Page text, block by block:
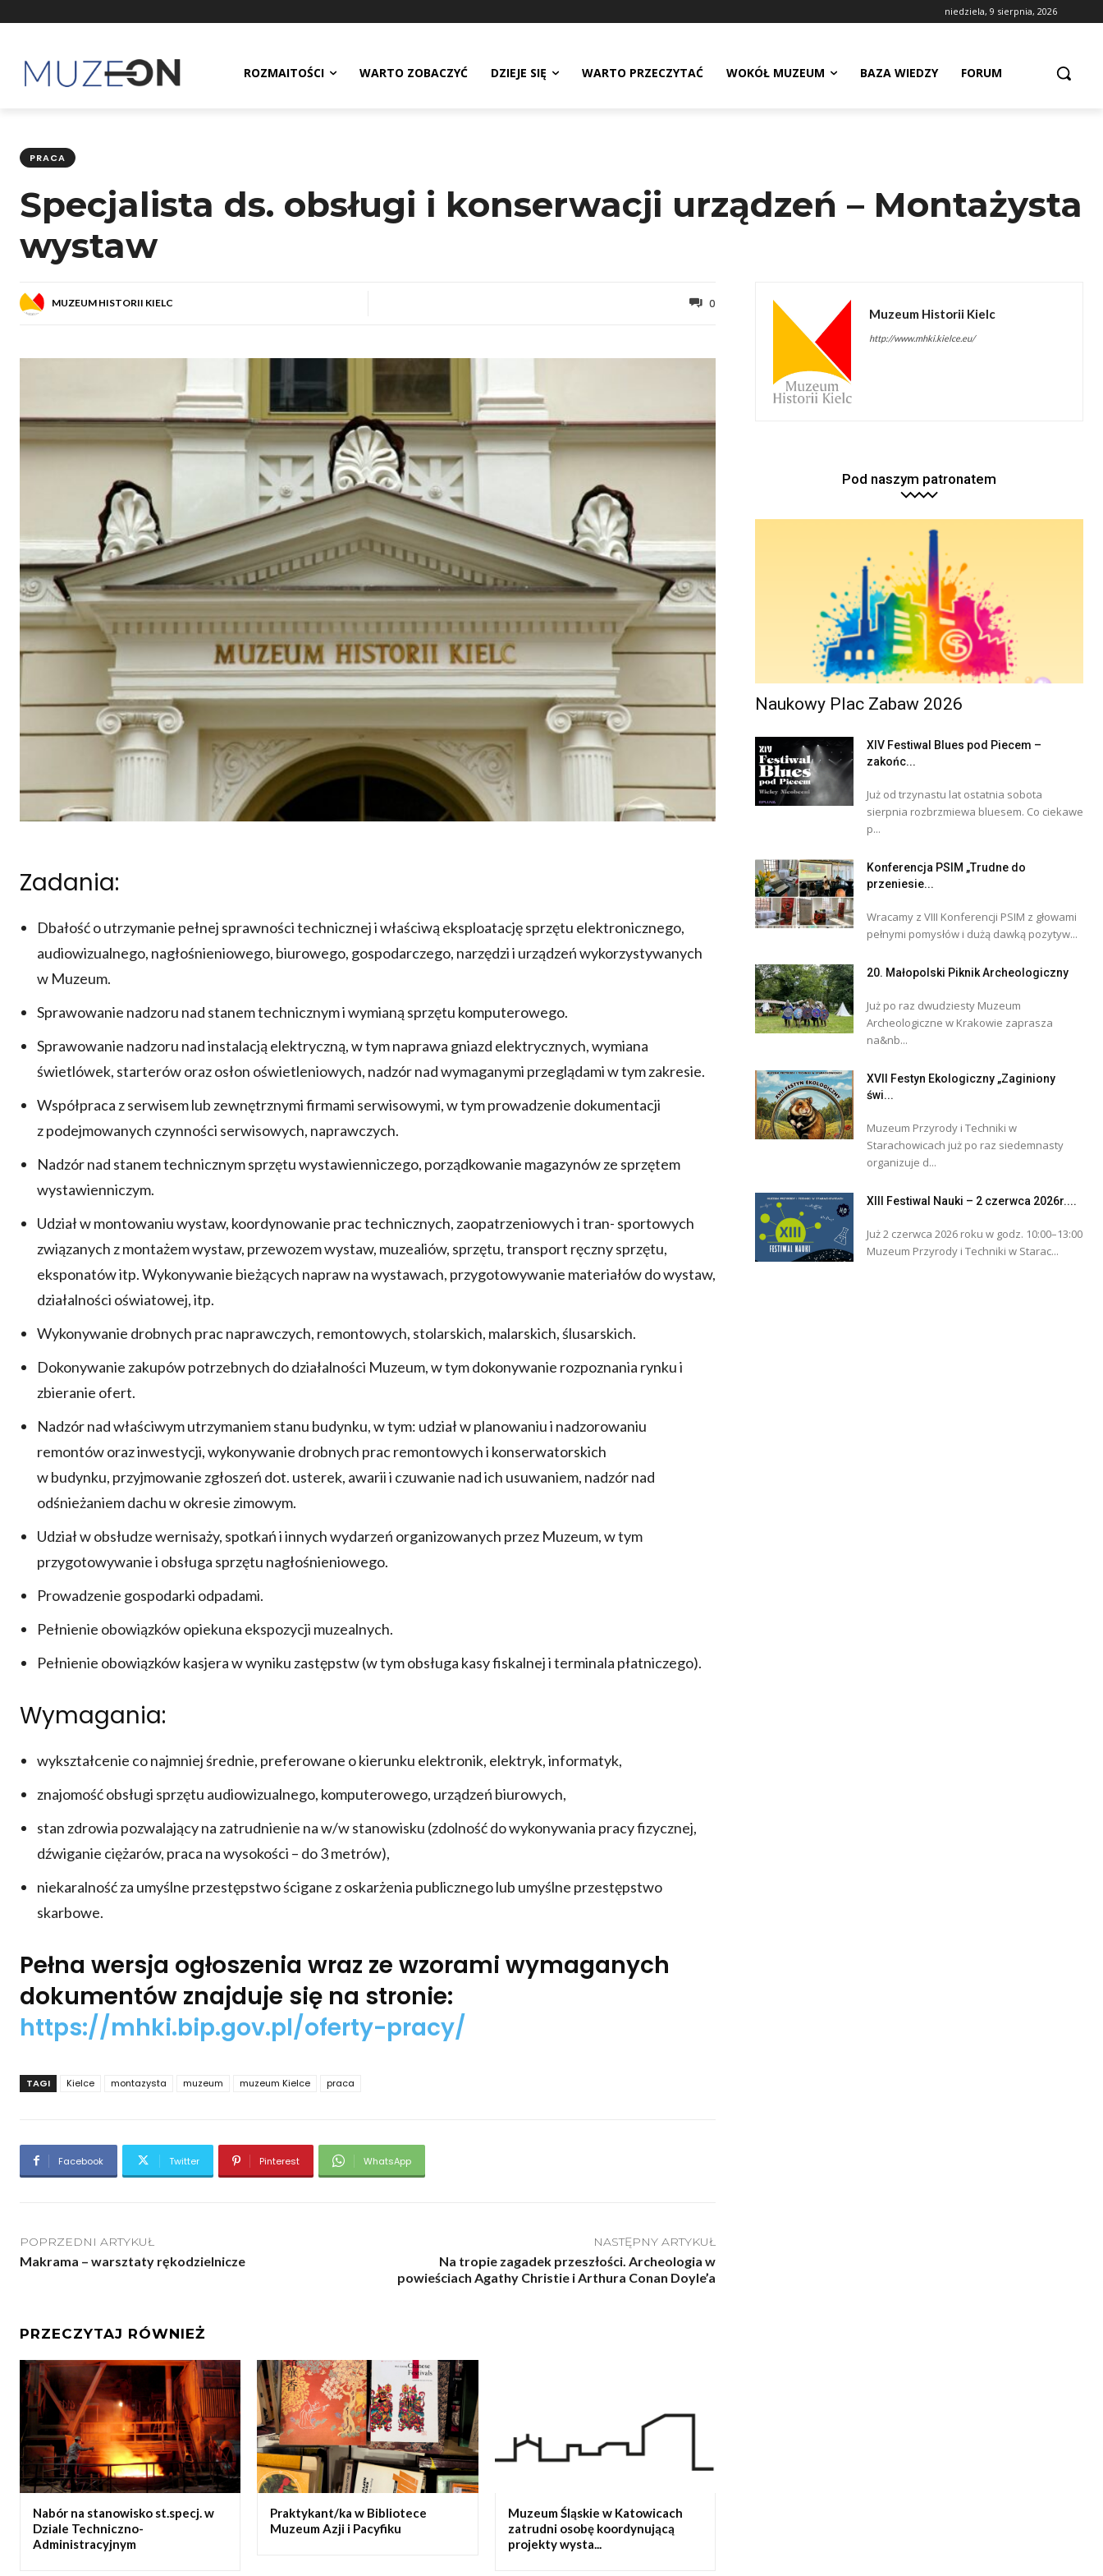
niedziela, 9 sierpnia, 2026
ROZMAITOŚCI WARTO ZOBACZYĆ DZIEJE SIĘ WARTO PRZECZYTAĆ WOKÓŁ MUZEUM BAZA WIEDZY FORUM
PRACA
Specjalista ds. obsługi i konserwacji urządzeń – Montażysta
wystaw
MUZEUM HISTORII KIELC 0
Zadania:
Dbałość o utrzymanie pełnej sprawności technicznej i właściwą eksploatację sprzętu elektronicznego,
audiowizualnego, nagłośnieniowego, biurowego, gospodarczego, narzędzi i urządzeń wykorzystywanych
w Muzeum.
Sprawowanie nadzoru nad stanem technicznym i wymianą sprzętu komputerowego.
Sprawowanie nadzoru nad instalacją elektryczną, w tym naprawa gniazd elektrycznych, wymiana
świetlówek, starterów oraz osłon oświetleniowych, nadzór nad wymaganymi przeglądami w tym zakresie.
Współpraca z serwisem lub zewnętrznymi firmami serwisowymi, w tym prowadzenie dokumentacji
z podejmowanych czynności serwisowych, naprawczych.
Nadzór nad stanem technicznym sprzętu wystawienniczego, porządkowanie magazynów ze sprzętem
wystawienniczym.
Udział w montowaniu wystaw, koordynowanie prac technicznych, zaopatrzeniowych i tran- sportowych
związanych z montażem wystaw, przewozem wystaw, muzealiów, sprzętu, transport ręczny sprzętu,
eksponatów itp. Wykonywanie bieżących napraw na wystawach, przygotowywanie materiałów do wystaw,
działalności oświatowej, itp.
Wykonywanie drobnych prac naprawczych, remontowych, stolarskich, malarskich, ślusarskich.
Dokonywanie zakupów potrzebnych do działalności Muzeum, w tym dokonywanie rozpoznania rynku i
zbieranie ofert.
Nadzór nad właściwym utrzymaniem stanu budynku, w tym: udział w planowaniu i nadzorowaniu
remontów oraz inwestycji, wykonywanie drobnych prac remontowych i konserwatorskich
w budynku, przyjmowanie zgłoszeń dot. usterek, awarii i czuwanie nad ich usuwaniem, nadzór nad
odśnieżaniem dachu w okresie zimowym.
Udział w obsłudze wernisaży, spotkań i innych wydarzeń organizowanych przez Muzeum, w tym
przygotowywanie i obsługa sprzętu nagłośnieniowego.
Prowadzenie gospodarki odpadami.
Pełnienie obowiązków opiekuna ekspozycji muzealnych.
Pełnienie obowiązków kasjera w wyniku zastępstw (w tym obsługa kasy fiskalnej i terminala płatniczego).
Wymagania:
wykształcenie co najmniej średnie, preferowane o kierunku elektronik, elektryk, informatyk,
znajomość obsługi sprzętu audiowizualnego, komputerowego, urządzeń biurowych,
stan zdrowia pozwalający na zatrudnienie na w/w stanowisku (zdolność do wykonywania pracy fizycznej,
dźwiganie ciężarów, praca na wysokości – do 3 metrów),
niekaralność za umyślne przestępstwo ścigane z oskarżenia publicznego lub umyślne przestępstwo
skarbowe.
Pełna wersja ogłoszenia wraz ze wzorami wymaganych
dokumentów znajduje się na stronie:
https://mhki.bip.gov.pl/oferty-pracy/
TAGI Kielce montazysta muzeum muzeum Kielce praca
Facebook Twitter Pinterest WhatsApp
POPRZEDNI ARTYKUŁ
Makrama – warsztaty rękodzielnicze
NASTĘPNY ARTYKUŁ
Na tropie zagadek przeszłości. Archeologia w
powieściach Agathy Christie i Arthura Conan Doyle’a
PRZECZYTAJ RÓWNIEŻ
Nabór na stanowisko st.specj. w
Dziale Techniczno-
Administracyjnym
Praktykant/ka w Bibliotece
Muzeum Azji i Pacyfiku
Muzeum Śląskie w Katowicach
zatrudni osobę koordynującą
projekty wysta...
Muzeum Historii Kielc
http://www.mhki.kielce.eu/
Pod naszym patronatem
Naukowy Plac Zabaw 2026
XIV Festiwal Blues pod Piecem –
zakońc...
Już od trzynastu lat ostatnia sobota
sierpnia rozbrzmiewa bluesem. Co ciekawe
p...
Konferencja PSIM „Trudne do
przeniesie...
Wracamy z VIII Konferencji PSIM z głowami
pełnymi pomysłów i dużą dawką pozytyw...
20. Małopolski Piknik Archeologiczny
Już po raz dwudziesty Muzeum
Archeologiczne w Krakowie zaprasza
na&nb...
XVII Festyn Ekologiczny „Zaginiony
świ...
Muzeum Przyrody i Techniki w
Starachowicach już po raz siedemnasty
organizuje d...
XIII Festiwal Nauki – 2 czerwca 2026r....
Już 2 czerwca 2026 roku w godz. 10:00–13:00
Muzeum Przyrody i Techniki w Starac...